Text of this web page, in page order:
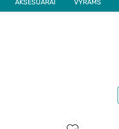
AKSESUARAI VYRAMS